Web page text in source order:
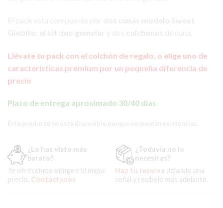
Llévate tu pack con el colchón de regalo, o elige uno de
características premium por un pequeña diferencia de
precio
Plazo de entrega aproximado 30/40 días
¿Lo has visto más
barato?
Te ofrecemos siempre el mejor
precio. Contáctanos
¿Todavía no lo
necesitas?
Haz tu reserva dejando una
señal y recíbelo más adelante.